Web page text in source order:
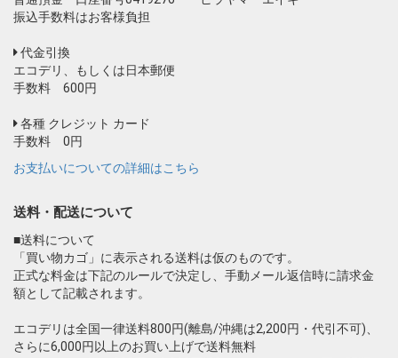
振込手数料はお客様負担
代金引換
エコデリ、もしくは日本郵便
手数料 600円
各種 クレジット カード
手数料 0円
お支払いについての詳細はこちら
送料・配送について
■送料について
「買い物カゴ」に表示される送料は仮のものです。
正式な料金は下記のルールで決定し、手動メール返信時に請求金
額として記載されます。
エコデリは全国一律送料800円(離島/沖縄は2,200円・代引不可)、
さらに6,000円以上のお買い上げで送料無料